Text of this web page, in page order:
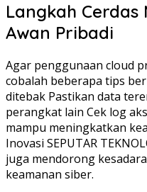
Langkah Cerdas
Awan Pribadi
Agar penggunaan cloud
cobalah beberapa tips
ditebak Pastikan data
perangkat lain Cek log
mampu meningkatkan
Inovasi SEPUTAR
juga mendorong
keamanan siber.